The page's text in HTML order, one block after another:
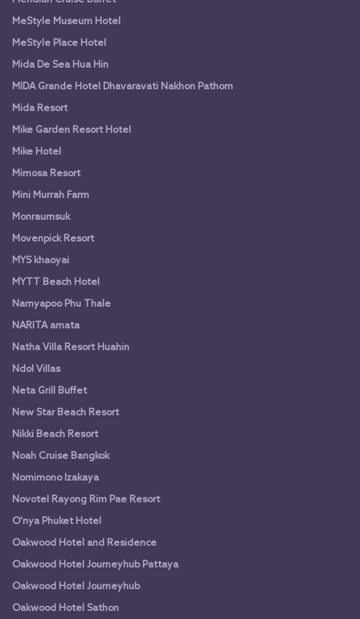
MeStyle Museum Hotel
MeStyle Place Hotel
Mida De Sea Hua Hin
MIDA Grande Hotel Dhavaravati Nakhon Pathom
Mida Resort
Mike Garden Resort Hotel
Mike Hotel
Mimosa Resort
Mini Murrah Farm
Monraumsuk
Movenpick Resort
MYS khaoyai
MYTT Beach Hotel
Namyapoo Phu Thale
NARITA amata
Natha Villa Resort Huahin
Ndol Villas
Neta Grill Buffet
New Star Beach Resort
Nikki Beach Resort
Noah Cruise Bangkok
Nomimono Izakaya
Novotel Rayong Rim Pae Resort
O'nya Phuket Hotel
Oakwood Hotel and Residence
Oakwood Hotel Journeyhub Pattaya
Oakwood Hotel Journeyhub
Oakwood Hotel Sathon